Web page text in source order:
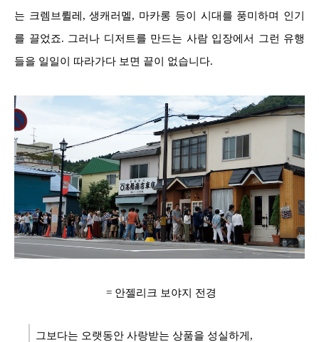
는 크렘브륄레, 생캐러멜, 마카롱 등이 시대를 풍미하며 인기
를 끌었죠. 그러나 디저트를 만드는 사람 입장에서 그런 유행
들을 일일이 따라가다 보면 끝이 없습니다.
= 안젤리크 보야지 전경
그보다는 오랫동안 사랑받는 상품을 성실하게,